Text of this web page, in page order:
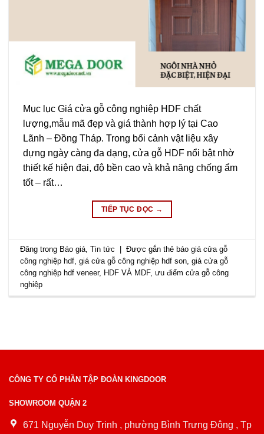
Mục lục Giá cửa gỗ công nghiệp HDF chất
lượng,mẫu mã đẹp và giá thành hợp lý tại Cao
Lãnh – Đồng Tháp. Trong bối cảnh vật liệu xây
dựng ngày càng đa dạng, cửa gỗ HDF nổi bật nhờ
thiết kế hiện đại, độ bền cao và khả năng chống ẩm
tốt – rất…
TIẾP TỤC ĐỌC →
Đăng trong Báo giá ,Tin tức Được gắn thẻ báo giá cửa gỗ
công nghiệp hdf ,giá cửa gỗ công nghiệp hdf son ,giá cửa gỗ
công nghiệp hdf veneer, HDF VÀ MDF,ưu điểm cửa gỗ công
nghiệp
CÔNG TY CỔ PHẦN TẬP ĐOÀN KINGDOOR
SHOWROOM QUẬN 2
671 Nguyễn Duy Trinh , phường Bình Trưng Đông , Tp